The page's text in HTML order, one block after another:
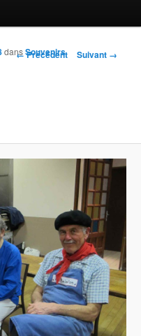
Navigation des images
← Précédent Suivant →
dansSouvenirs